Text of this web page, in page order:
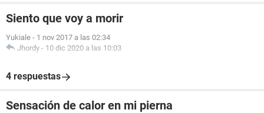
Siento que voy a morir
Yukiale - 1 nov 2017 a las 02:34
Jhordy - 10 dic 2020 a las 10:03
4 respuestas
Sensación de calor en mi pierna